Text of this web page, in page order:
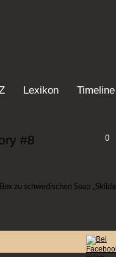
Lexikon Timeline
#8 0
zu schwedischen Soap „Skilda